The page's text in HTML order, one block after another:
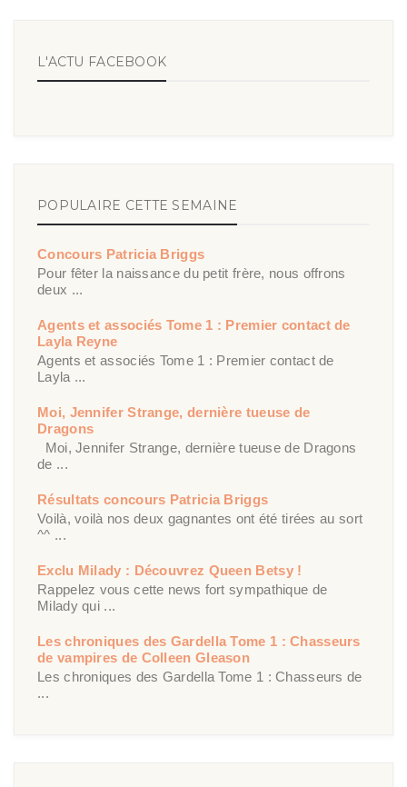
L'ACTU FACEBOOK
POPULAIRE CETTE SEMAINE
Concours Patricia Briggs
Pour fêter la naissance du petit frère, nous offrons
deux ...
Agents et associés Tome 1 : Premier contact de
Layla Reyne
Agents et associés Tome 1 : Premier contact de
Layla ...
Moi, Jennifer Strange, dernière tueuse de
Dragons
Moi, Jennifer Strange, dernière tueuse de Dragons
de ...
Résultats concours Patricia Briggs
Voilà, voilà nos deux gagnantes ont été tirées au sort
^^ ...
Exclu Milady : Découvrez Queen Betsy !
Rappelez vous cette news fort sympathique de
Milady qui ...
Les chroniques des Gardella Tome 1 : Chasseurs
de vampires de Colleen Gleason
Les chroniques des Gardella Tome 1 : Chasseurs de
...